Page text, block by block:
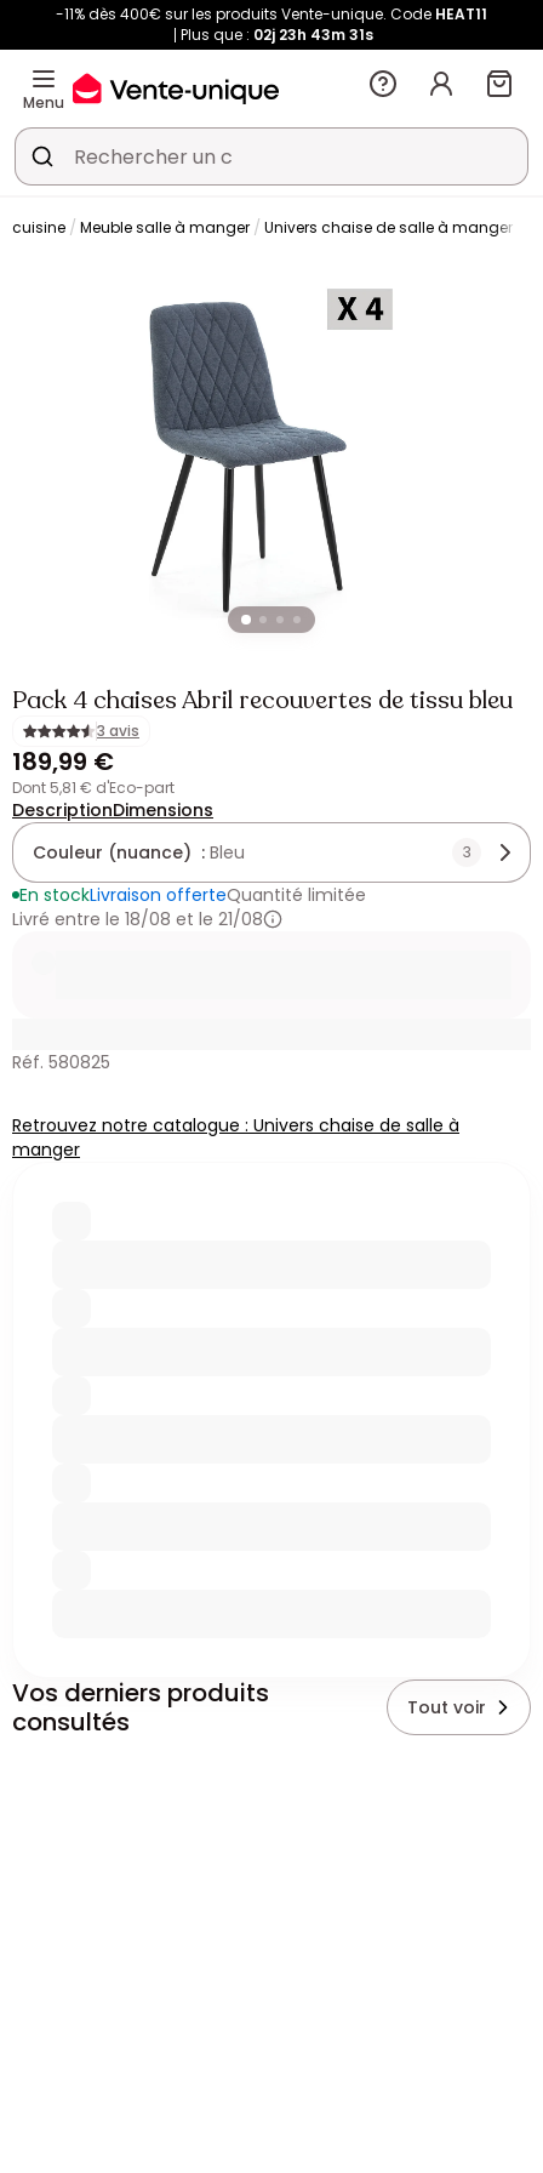
-11% dès 400€ sur les produits Vente-unique. Code HEAT11
Plus que : 02j 23h 43m 30s
Menu
cuisine Meuble salle à manger Univers chaise de salle à manger
Pack 4 chaises Abril recouvertes de tissu bleu
3 avis
189,99 €
dont 5,81 € d'Eco-part
DescriptionDimensions
Couleur (nuance) : Bleu 3
En stockLivraison offerteQuantité limitée
Livré entre le 18/08 et le 21/08
Réf. 580825
Retrouvez notre catalogue : Univers chaise de salle à
manger
Vos derniers produits
consultés
Tout voir